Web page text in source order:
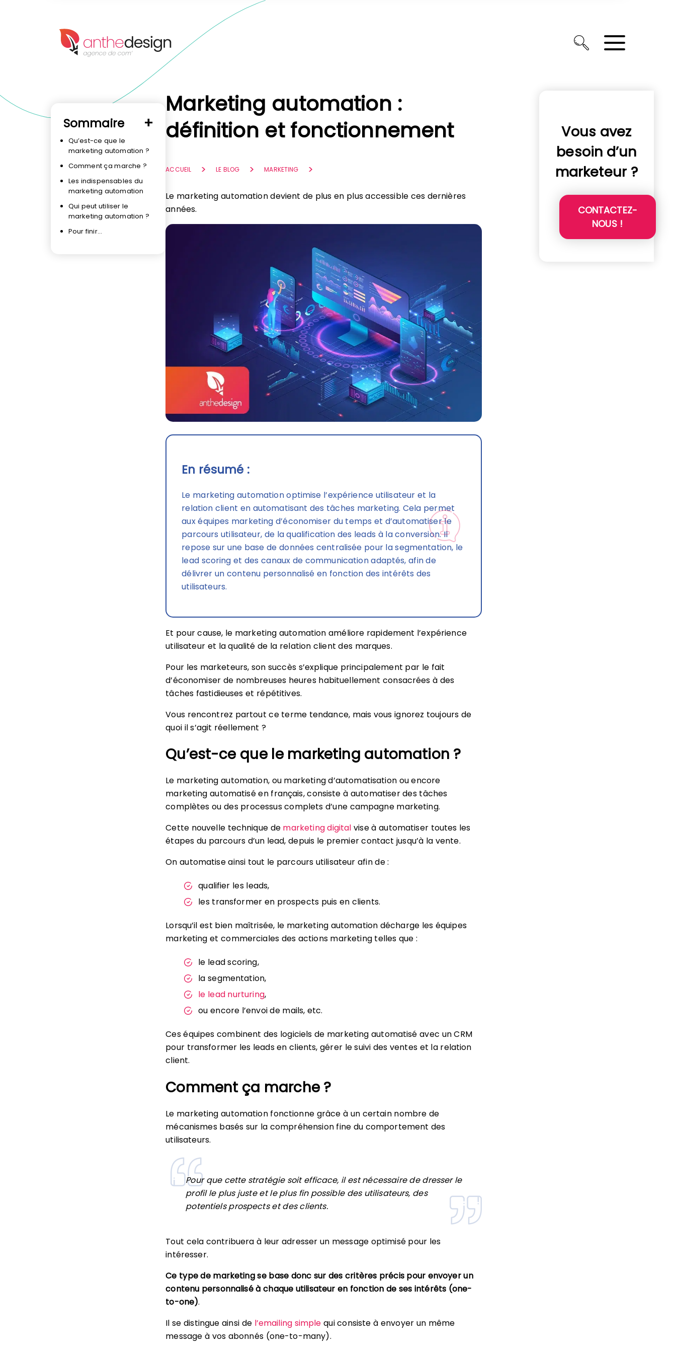
Sommaire
Qu’est-ce que le
marketing automation ?
Comment ça marche ?
Les indispensables du
marketing automation
Qui peut utiliser le
marketing automation ?
Pour finir…
Marketing automation :
définition et fonctionnement
ACCUEIL LE BLOG MARKETING
Le marketing automation devient de plus en plus accessible ces dernières
années.
En résumé :
Le marketing automation optimise l’expérience utilisateur et la
relation client en automatisant des tâches marketing. Cela permet
aux équipes marketing d’économiser du temps et d’automatiser le
parcours utilisateur, de la qualification des leads à la conversion. Il
repose sur une base de données centralisée pour la segmentation, le
lead scoring et des canaux de communication adaptés, afin de
délivrer un contenu personnalisé en fonction des intérêts des
utilisateurs.
Et pour cause, le marketing automation améliore rapidement l’expérience
utilisateur et la qualité de la relation client des marques.
Pour les marketeurs, son succès s’explique principalement par le fait
d’économiser de nombreuses heures habituellement consacrées à des
tâches fastidieuses et répétitives.
Vous rencontrez partout ce terme tendance, mais vous ignorez toujours de
quoi il s’agit réellement ?
Qu’est-ce que le marketing automation ?
Le marketing automation, ou marketing d’automatisation ou encore
marketing automatisé en français, consiste à automatiser des tâches
complètes ou des processus complets d’une campagne marketing.
Cette nouvelle technique de marketing digital vise à automatiser toutes les
étapes du parcours d’un lead, depuis le premier contact jusqu’à la vente.
On automatise ainsi tout le parcours utilisateur afin de :
qualifier les leads,
les transformer en prospects puis en clients.
Lorsqu’il est bien maîtrisée, le marketing automation décharge les équipes
marketing et commerciales des actions marketing telles que :
le lead scoring,
la segmentation,
le lead nurturing,
ou encore l’envoi de mails, etc.
Ces équipes combinent des logiciels de marketing automatisé avec un CRM
pour transformer les leads en clients, gérer le suivi des ventes et la relation
client.
Comment ça marche ?
Le marketing automation fonctionne grâce à un certain nombre de
mécanismes basés sur la compréhension fine du comportement des
utilisateurs.
Pour que cette stratégie soit efficace, il est nécessaire de dresser le
profil le plus juste et le plus fin possible des utilisateurs, des
potentiels prospects et des clients.
Tout cela contribuera à leur adresser un message optimisé pour les
intéresser.
Ce type de marketing se base donc sur des critères précis pour envoyer un
contenu personnalisé à chaque utilisateur en fonction de ses intérêts (one-
to-one).
Il se distingue ainsi de l’emailing simple qui consiste à envoyer un même
message à vos abonnés (one-to-many).
Vous avez
besoin d’un
marketeur ?
CONTACTEZ-
NOUS !